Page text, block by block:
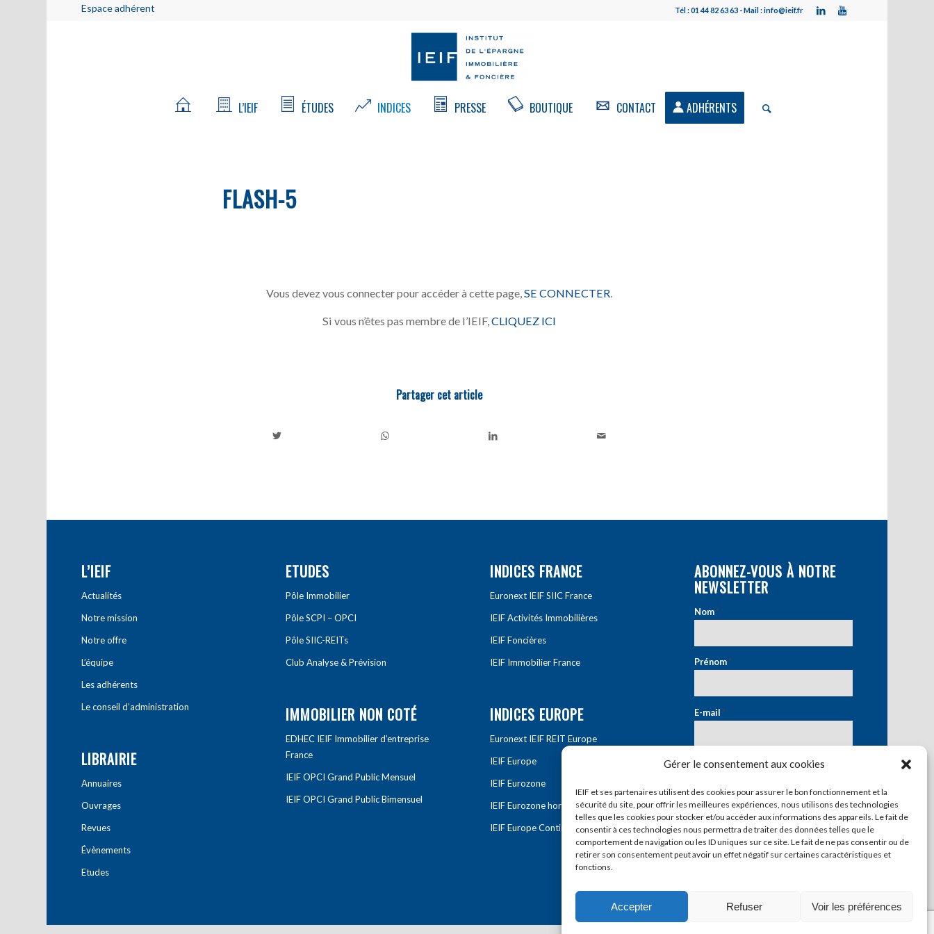
Gérer le consentement aux cookies
IEIF et ses partenaires utilisent des cookies pour assurer le bon fonctionnement et la
sécurité du site, pour offrir les meilleures expériences, nous utilisons des technologies
telles que les cookies pour stocker et/ou accéder aux informations des appareils. Le fait de
consentir à ces technologies nous permettra de traiter des données telles que le
comportement de navigation ou les ID uniques sur ce site. Le fait de ne pas consentir ou de
retirer son consentement peut avoir un effet négatif sur certaines caractéristiques et
fonctions.
Accepter Refuser Voir les préférences
Espace adhérent Tél : 01 44 82 63 63 - Mail : info@ieif.fr
L’IEIF ÉTUDES INDICES PRESSE BOUTIQUE CONTACT ADHÉRENTS
FLASH-5
Vous devez vous connecter pour accéder à cette page, SE CONNECTER
Si vous n’êtes pas membre de l’IEIF,CLIQUEZ ICI
Partager cet article
L’IEIF
Actualités
Notre mission
Notre offre
L’équipe
Les adhérents
Le conseil d’administration
LIBRAIRIE
Annuaires
Ouvrages
Revues
Évènements
Etudes
ETUDES
Pôle Immobilier
Pôle SCPI – OPCI
Pôle SIIC-REITs
Club Analyse & Prévision
IMMOBILIER NON COTÉ
EDHEC IEIF Immobilier d’entreprise
France
IEIF OPCI Grand Public Mensuel
IEIF OPCI Grand Public Bimensuel
INDICES FRANCE
Euronext IEIF SIIC France
IEIF Activités Immobilières
IEIF Foncières
IEIF Immobilier France
INDICES EUROPE
Euronext IEIF REIT Europe
IEIF Europe
IEIF Eurozone
IEIF Eurozone hors France
IEIF Europe Continentale
ABONNEZ-VOUS À NOTRE
NEWSLETTER
Nom*
Prénom*
E-mail*